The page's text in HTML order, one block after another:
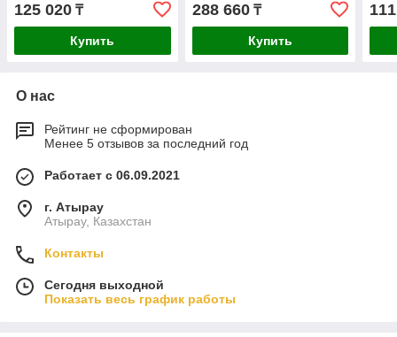
125 020 ₸
Купить
288 660₸
Купить
О нас
Рейтинг не сформирован
Менее 5 отзывов за последний год
Работает с 06.09.2021
г. Атырау
Атырау, Казахстан
Контакты
Сегодня выходной
Показать весь график работы